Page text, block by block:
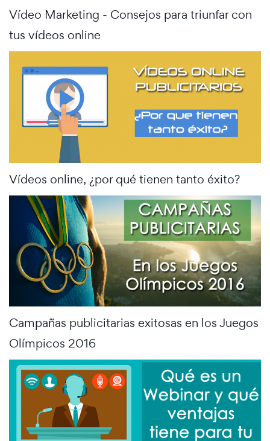
Vídeo Marketing - Consejos para triunfar con
tus vídeos online
Vídeos online, ¿por qué tienen tanto éxito?
Campañas publicitarias exitosas en los Juegos
Olímpicos 2016